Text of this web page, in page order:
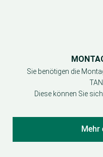
Sie benötigen die
Diese können Sie
Mehr